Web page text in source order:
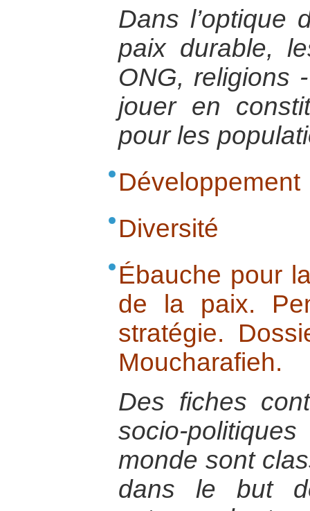
Dans l’optique
paix durable,
ONG, religions
jouer en
pour les
Développement
Diversité
Ébauche pour
de la paix.
stratégie.
Moucharafieh.
Des fiches
socio-
monde sont
dans le but